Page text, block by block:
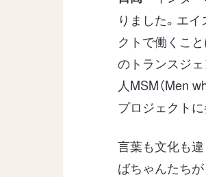
りました。エ
クトで働くこ
のトランスジェ
人MSM（Men
プロジェクトに
言葉も文化も
ばちゃんたちが